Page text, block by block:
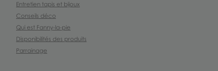
Entretien tapis et bijoux
Conseils déco
Qui est Fanny-la-pie
Disponibilités des produits
Parrainage